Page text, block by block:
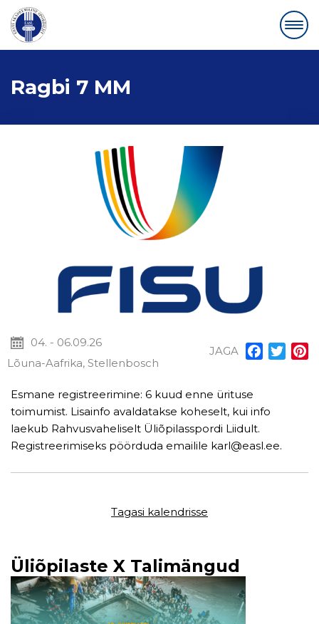
Ragbi 7 MM
Üliõpilaste X Talimängud
04. - 06.09.26
Lõuna-Aafrika, Stellenbosch
JAGA Facebook
Esmane registreerimine: 6 kuud enne ürituse
toimumist. Lisainfo avaldatakse koheselt, kui info
laekub Rahvusvaheliselt Üliõpilasspordi Liidult.
Registreerimiseks pöörduda emailile karl@easl.ee.
Tagasi kalendrisse